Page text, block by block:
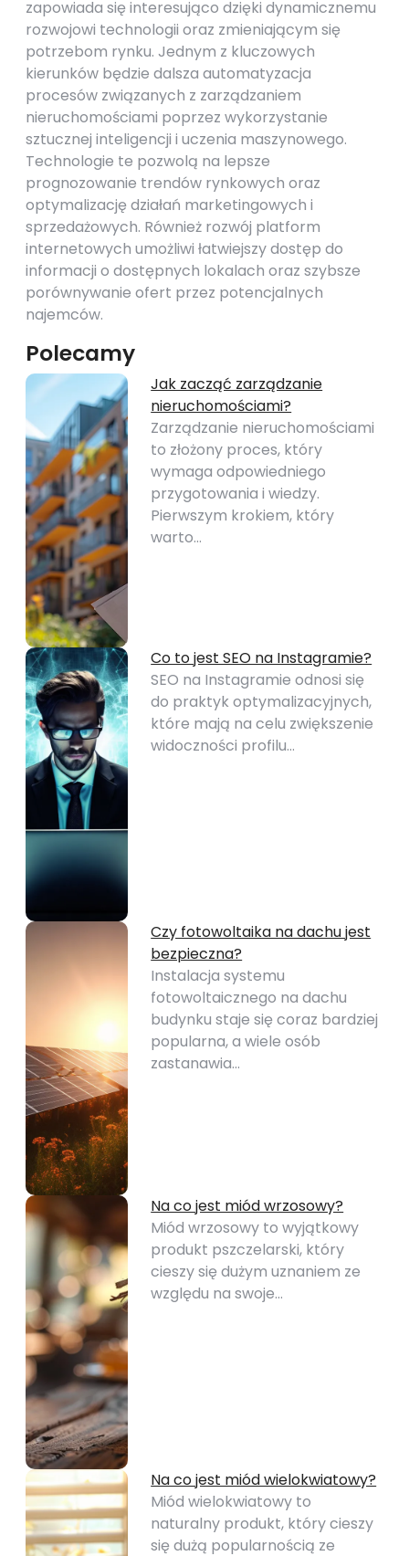
zapowiada się interesująco dzięki dynamicznemu
rozwojowi technologii oraz zmieniającym się
potrzebom rynku. Jednym z kluczowych
kierunków będzie dalsza automatyzacja
procesów związanych z zarządzaniem
nieruchomościami poprzez wykorzystanie
sztucznej inteligencji i uczenia maszynowego.
Technologie te pozwolą na lepsze
prognozowanie trendów rynkowych oraz
optymalizację działań marketingowych i
sprzedażowych. Również rozwój platform
internetowych umożliwi łatwiejszy dostęp do
informacji o dostępnych lokalach oraz szybsze
porównywanie ofert przez potencjalnych
najemców.
Polecamy
Jak zacząć zarządzanie
nieruchomościami?
Zarządzanie nieruchomościami
to złożony proces, który
wymaga odpowiedniego
przygotowania i wiedzy.
Pierwszym krokiem, który
warto…
Co to jest SEO na Instagramie?
SEO na Instagramie odnosi się
do praktyk optymalizacyjnych,
które mają na celu zwiększenie
widoczności profilu…
Czy fotowoltaika na dachu jest
bezpieczna?
Instalacja systemu
fotowoltaicznego na dachu
budynku staje się coraz bardziej
popularna, a wiele osób
zastanawia…
Na co jest miód wrzosowy?
Miód wrzosowy to wyjątkowy
produkt pszczelarski, który
cieszy się dużym uznaniem ze
względu na swoje…
Na co jest miód wielokwiatowy?
Miód wielokwiatowy to
naturalny produkt, który cieszy
się dużą popularnością ze